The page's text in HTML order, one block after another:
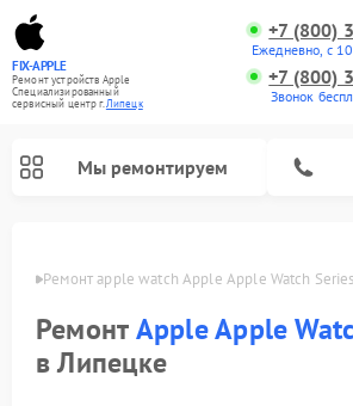
FIX-APPLE
Ремонт устройств Apple
Специализированный
cервисный центр г.Липецк
+7 (800)
Ежедневно, с
+7 (800)
Звонок
Мы ремонтируем
Ремонт apple watch Apple Apple Watch
РемонтApple Apple
в Липецке